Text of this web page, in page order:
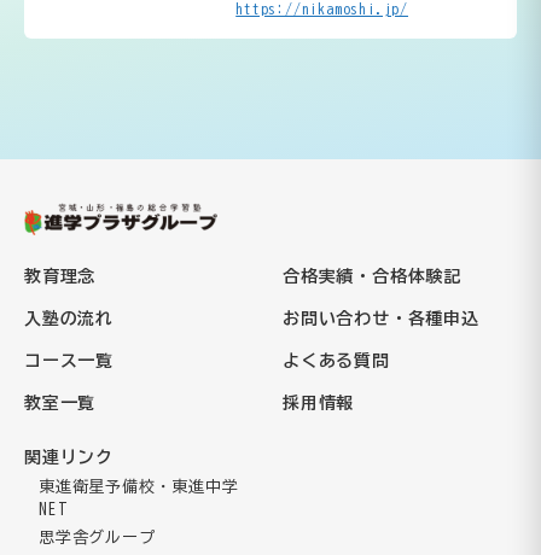
https://nikamoshi.jp/
教育理念
入塾の流れ
コース一覧
教室一覧
合格実績・合格体験記
お問い合わせ・各種申込
よくある質問
採用情報
関連リンク
東進衛星予備校・東進中学
NET
思学舎グループ